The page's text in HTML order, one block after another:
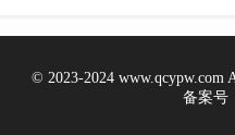
© 2023-2024 www.qcypw.com
备案号